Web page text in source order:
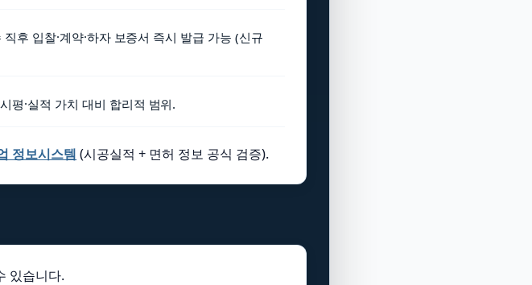
후 입찰·계약·하자 보증서 즉시 발급 가능 (신규
평·실적 가치 대비 합리적 범위.
정보시스템 (시공실적 + 면허 정보 공식 검증).
있습니다.